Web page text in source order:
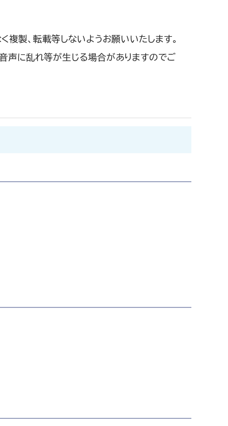
製、転載等しないようお願いいたします。
音声に乱れ等が生じる場合がありますのでご